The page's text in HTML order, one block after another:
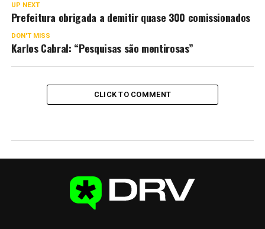
UP NEXT
Prefeitura obrigada a demitir quase 300 comissionados
DON'T MISS
Karlos Cabral: “Pesquisas são mentirosas”
CLICK TO COMMENT